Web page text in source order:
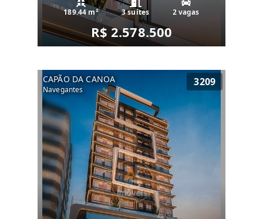
189.44 m² 3 suítes 2 vagas
R$ 2.578.500
CAPÃO DA CANOA
Navegantes
3209